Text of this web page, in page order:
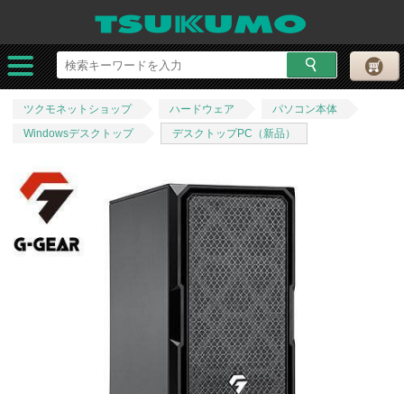
ツクモネットショップ ハードウェア
パソコン本体
Windowsデスクトップ
デスクトップPC（新品）